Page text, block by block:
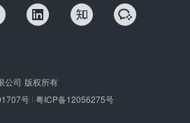
公司 版权所有
号 粤ICP备12056275号